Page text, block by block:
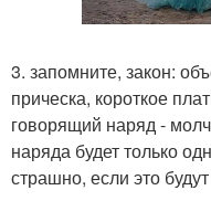
3. запомните, закон:
прическа, короткое
говорящий наряд -
наряда будет только
страшно, если это